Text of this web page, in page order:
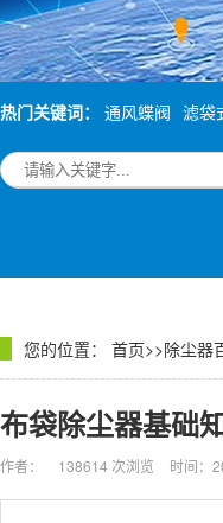
热门关键词： 通风蝶阀 滤袋
您的位置： 首页>>除尘器
布袋除尘器基础
作者： 138614 次浏览 时间：